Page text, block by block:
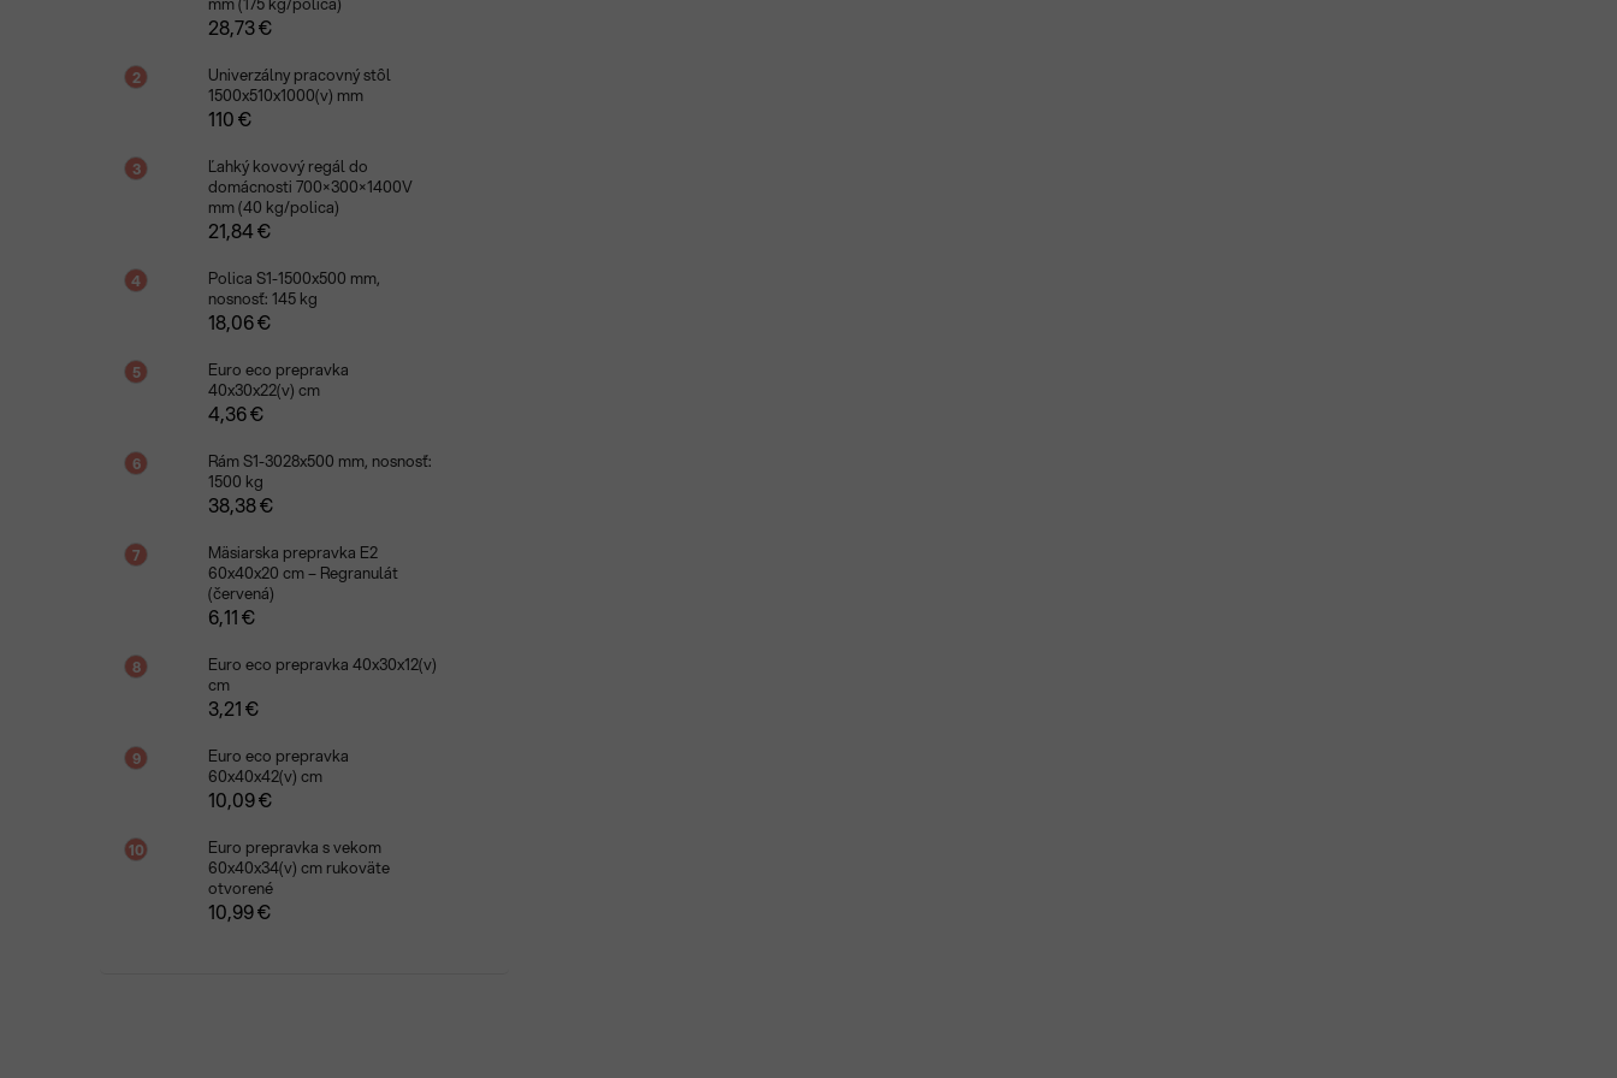
28,73 €
Univerzálny pracovný stôl
1500x510x1000(v) mm
110 €
Ľahký kovový regál do
domácnosti 700×300×1400V
mm (40 kg/polica)
21,84 €
Polica S1-1500x500 mm,
nosnosť: 145 kg
18,06 €
Euro eco prepravka
40x30x22(v) cm
4,36 €
Rám S1-3028x500 mm, nosnosť:
1500 kg
38,38 €
Mäsiarska prepravka E2
60x40x20 cm – Regranulát
(červená)
6,11 €
Euro eco prepravka 40x30x12(v)
cm
3,21 €
Euro eco prepravka
60x40x42(v) cm
10,09 €
Euro prepravka s vekom
60x40x34(v) cm rukoväte
otvorené
10,99 €